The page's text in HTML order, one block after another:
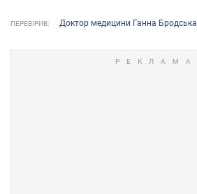
ПЕРЕВІРИВ: Доктор медицини Ганна Бродська